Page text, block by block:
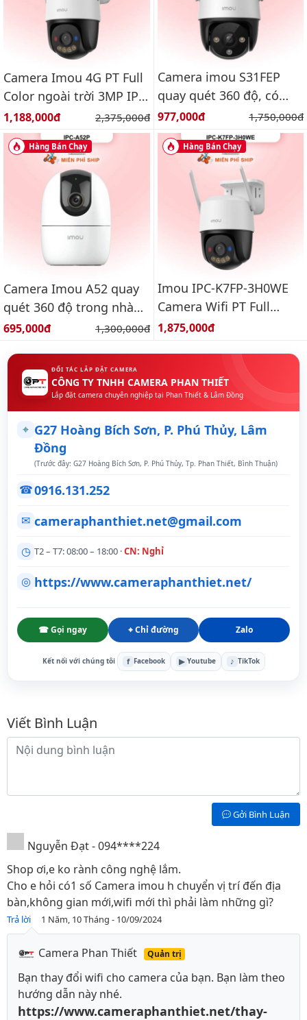
Camera Imou 4G PT Full
Color ngoài trời 3MP IPC-
K7FP-3H0TE
Giá bán:
1,188,000đ Giá gốc:
2,375,000đ
Camera imou S31FEP
quay quét 360 độ, có
màu ban đêm, báo động
Giá bán:
977,000đ Giá gốc:
1,750,000đ
Hàng Bán Chạy
Camera Imou A52 quay
quét 360 độ trong nhà
3k
Giá bán:
695,000đ Giá gốc:
1,300,000đ
Hàng Bán Chạy
Imou IPC-K7FP-3H0WE
Camera Wifi PT Full
Color ngoài trời 3.0MP
Giá bán:
1,875,000đ
ĐỐI TÁC LẮP ĐẶT CAMERA
CÔNG TY TNHH CAMERA PHAN THIẾT
Lắp đặt camera chuyên nghiệp tại Phan Thiết & Lâm Đồng
⌖ G27 Hoàng Bích Sơn, P. Phú Thủy, Lâm
Đồng
(Trước đây: G27 Hoàng Bích Sơn, P. Phú Thủy, Tp. Phan Thiết, Bình Thuận)
☎0916.131.252
✉ cameraphanthiet.net@gmail.com
◷ T2 – T7: 08:00 – 18:00 ·CN: Nghỉ
◎ https://www.cameraphanthiet.net/
☎ Gọi ngay ⌖ Chỉ đường Zalo
Kết nối với chúng tôi f Facebook ▶ Youtube ♪ TikTok
Bình luận
Viết Bình Luận
Nội dung bình luận
Gởi Bình Luận
Nguyễn Đạt - 094****224
Shop ơi,e ko rành công nghệ lắm.
Cho e hỏi có1 số Camera imou h chuyển vị trí đến địa
bàn,không gian mới,wifi mới thì phải làm những gì?
Trả lời 1 Năm, 10 Tháng - 10/09/2024
Camera Phan Thiết Quản trị
Bạn thay đổi wifi cho camera của bạn. Bạn làm theo
hướng dẫn này nhé.
https://www.cameraphanthiet.net/thay-